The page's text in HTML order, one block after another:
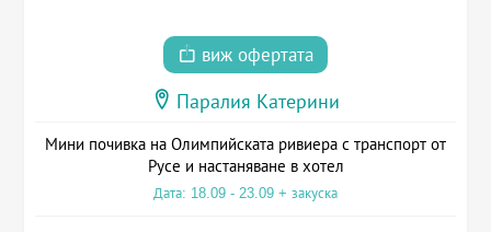
виж офертата
Паралия Катерини
Мини почивка на Олимпийската ривиера с транспорт от
Русе и настаняване в хотел
Дата: 18.09 - 23.09 + закуска